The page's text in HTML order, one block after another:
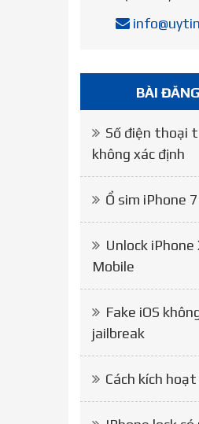
BÀI
Số điện thoại
không xác định
Ổ sim iPhone 7
Unlock iPhone
Mobile
Fake iOS
jailbreak
Cách kích